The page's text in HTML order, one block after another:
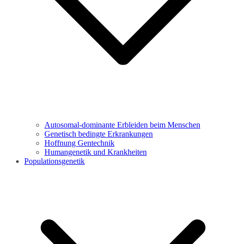
Autosomal-dominante Erbleiden beim Menschen
Genetisch bedingte Erkrankungen
Hoffnung Gentechnik
Humangenetik und Krankheiten
Populationsgenetik